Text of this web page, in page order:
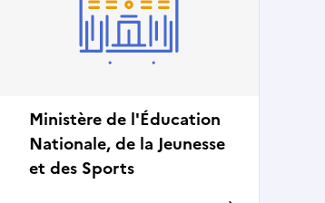
Ministère de l'Éducation
Nationale, de la Jeunesse
et des Sports